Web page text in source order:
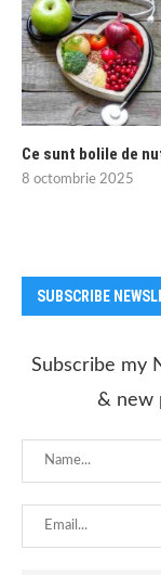
Ce sunt bolile de
8 octombrie 2025
SUBSCRIBE
Subscribe my
& new